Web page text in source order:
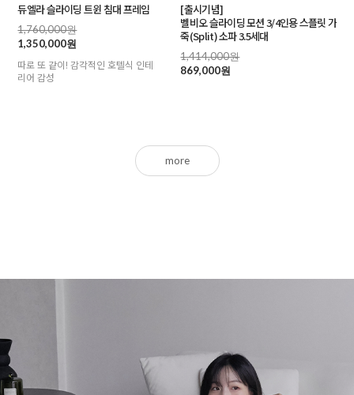
듀엘라 슬라이딩 트윈 침대 프레임
1,760,000원
1,350,000원
따로 또 같이! 감각적인 호텔식 인테
리어 감성
[출시기념]
벨비오 슬라이딩 모션 3/4인용 스플릿 가
죽(Split) 소파 3.5세대
1,414,000원
869,000원
more